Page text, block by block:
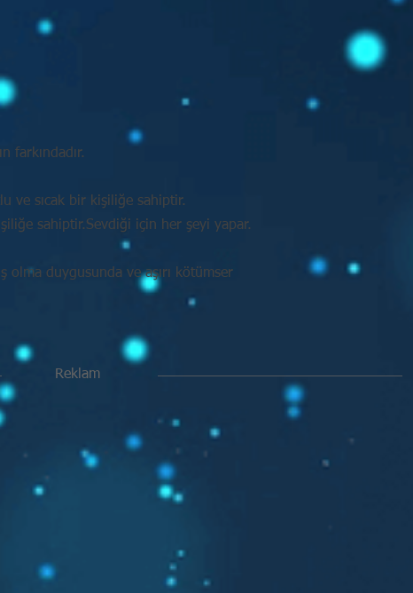
farkındadır.
ve sıcak bir kişiliğe sahiptir.
sahiptir.Sevdiği için her şeyi yapar.
olma duygusunda ve aşırı kötümser
Reklam